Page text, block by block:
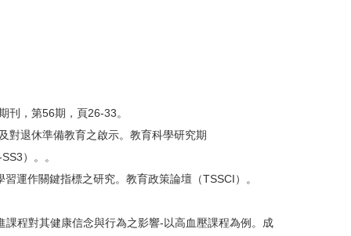
刊，第56期，頁26-33。
對退休準備教育之啟示。教育科學研究期
）。。
運作關鍵指標之研究。教育政策論壇（TSSCI）。
程對其健康信念與行為之影響-以高血壓課程為例。成